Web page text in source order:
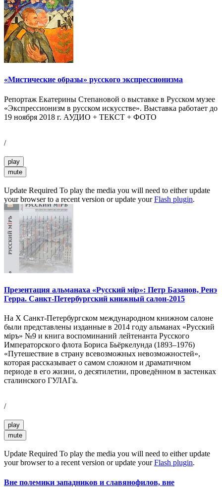
«Мистические образы» русского экспрессионизма
Репортаж Екатерины Степановой о выставке в Русском музее
«Экспрессионизм в русском искусстве». Выставка работает до
19 ноября 2018 г. АУДИО + ТЕКСТ + ФОТО
/
play
mute
Update Required To play the media you will need to either update
your browser to a recent version or update yourFlash plugin.
Презентация альманаха «Русский мiр»: Петр Базанов, Ренэ
Герра. Санкт-Петербургский книжный салон-2015
На X Санкт-Петербургском международном книжном салоне
были представлены изданные в 2014 году альманах «Русский
мiръ» №9 и книга воспоминаний лейтенанта Русского
Императорского флота Бориса Бьёркелунда (1893–1976)
«Путешествие в страну всевозможных невозможностей»,
которая рассказывает о самом сложном и драматичном
периоде в его жизни, о десятилетии, проведённом в застенках
сталинского ГУЛАГа.
/
play
mute
Update Required To play the media you will need to either update
your browser to a recent version or update yourFlash plugin.
Вне полемики западников и славянофилов, вне